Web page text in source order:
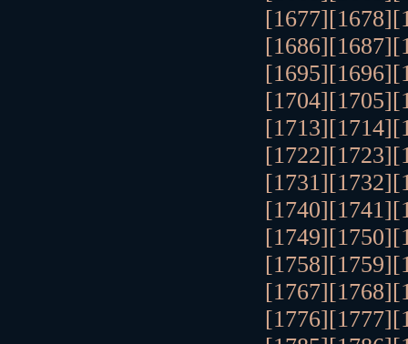
[1677][1678]
[1686][1687]
[1695][1696]
[1704][1705]
[1713][1714]
[1722][1723]
[1731][1732]
[1740][1741]
[1749][1750]
[1758][1759]
[1767][1768]
[1776][1777]